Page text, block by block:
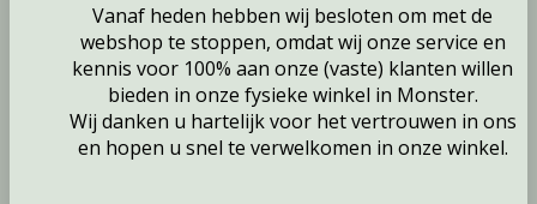
Vanaf heden hebben wij besloten om met de
webshop te stoppen, omdat wij onze service en
kennis voor 100% aan onze (vaste) klanten willen
bieden in onze fysieke winkel in Monster.
Wij danken u hartelijk voor het vertrouwen in ons
en hopen u snel te verwelkomen in onze winkel.